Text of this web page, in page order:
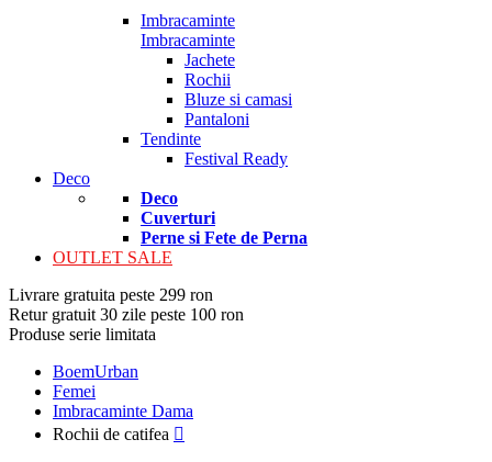
Imbracaminte
Imbracaminte
Jachete
Rochii
Bluze si camasi
Pantaloni
Tendinte
Festival Ready
Deco
Deco
Cuverturi
Perne si Fete de Perna
OUTLET SALE
Livrare gratuita peste 299 ron
Retur gratuit 30 zile peste 100 ron
Produse serie limitata
BoemUrban
Femei
Imbracaminte Dama
Rochii de catifea 